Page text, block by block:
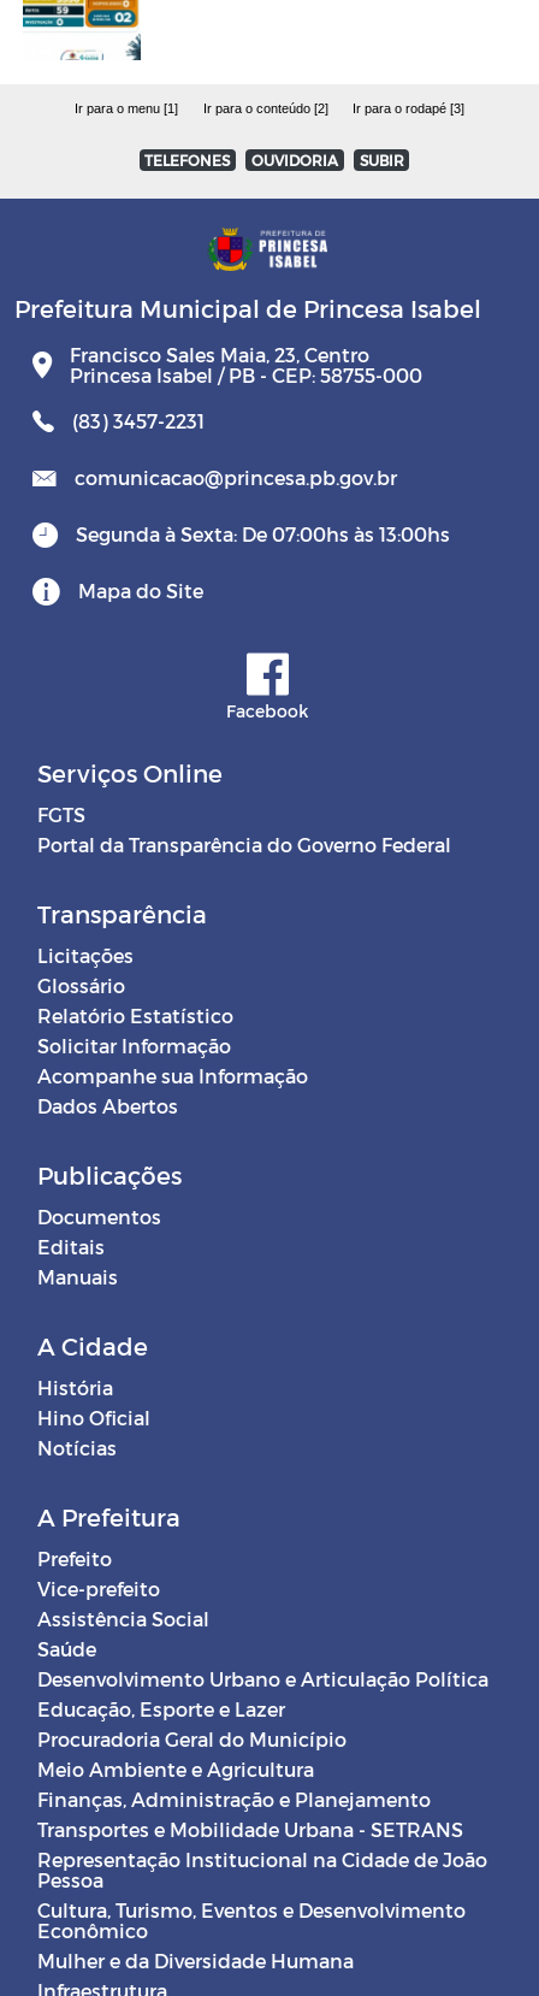
Ir para o menu [1] Ir para o conteúdo [2] Ir para o rodapé [3]
TELEFONES OUVIDORIA SUBIR
Prefeitura Municipal de Princesa Isabel
Francisco Sales Maia, 23, Centro
Princesa Isabel / PB - CEP: 58755-000
(83) 3457-2231
comunicacao@princesa.pb.gov.br
Segunda à Sexta: De 07:00hs às 13:00hs
Mapa do Site
Facebook
Serviços Online
FGTS
Portal da Transparência do Governo Federal
Transparência
Licitações
Glossário
Relatório Estatístico
Solicitar Informação
Acompanhe sua Informação
Dados Abertos
Publicações
Documentos
Editais
Manuais
A Cidade
História
Hino Oficial
Notícias
A Prefeitura
Prefeito
Vice-prefeito
Assistência Social
Saúde
Desenvolvimento Urbano e Articulação Política
Educação, Esporte e Lazer
Procuradoria Geral do Município
Meio Ambiente e Agricultura
Finanças, Administração e Planejamento
Transportes e Mobilidade Urbana - SETRANS
Representação Institucional na Cidade de João
Pessoa
Cultura, Turismo, Eventos e Desenvolvimento
Econômico
Mulher e da Diversidade Humana
Infraestrutura